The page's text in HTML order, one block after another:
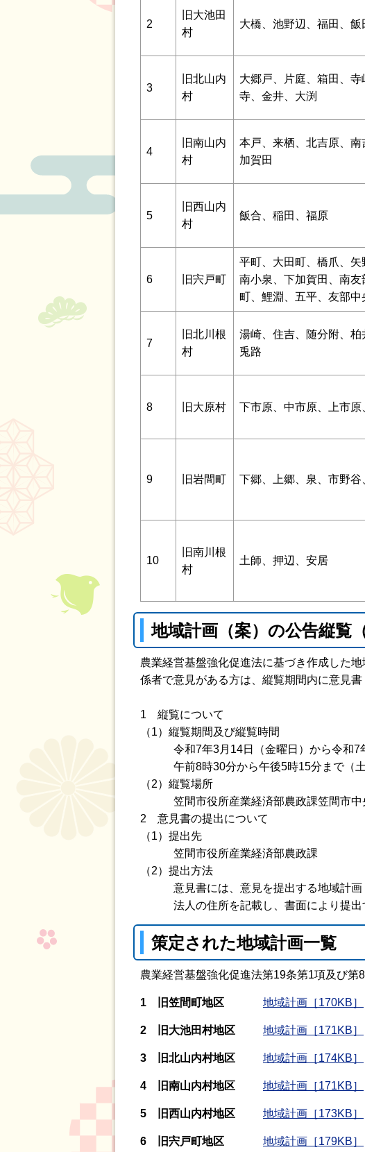
2
旧大池田
村
大橋、池野辺、福田、飯
3
旧北山内
村
大郷戸、片庭、箱田、
寺、金井、大渕
4
旧南山内
村
本戸、来栖、北吉原、南
加賀田
5
旧西山内
村
飯合、稲田、福原
6 旧宍戸町
平町、大田町、橋爪、矢
南小泉、下加賀田、南友
町、鯉淵、五平、友部中
7
旧北川根
村
湯崎、住吉、随分附、
兎路
8 旧大原村 下市原、中市原、上市原
9 旧岩間町 下郷、上郷、泉、市野谷
10
旧南川根
村
土師、押辺、安居
地域計画（案）の公告縦覧
農業経営基盤強化促進法に基づき作成した
係者で意見がある方は、縦覧期間内に意見
1 縦覧について
（1）縦覧期間及び縦覧時間
令和7年3月14日（金曜日）から令和7
午前8時30分から午後5時15分まで（土
（2）縦覧場所
笠間市役所産業経済部農政課笠間市中
2 意見書の提出について
（1）提出先
笠間市役所産業経済部農政課
（2）提出方法
意見書には、意見を提出する地域計画（
法人の住所を記載し、書面により提出
策定された地域計画一覧
農業経営基盤強化促進法第19条第1項及び第
1 旧笠間町地区 地域計画［170KB］
2 旧大池田村地区 地域計画［171KB］
3 旧北山内村地区 地域計画［174KB］
4 旧南山内村地区 地域計画［171KB］
5 旧西山内村地区 地域計画［173KB］
6 旧宍戸町地区 地域計画［179KB］